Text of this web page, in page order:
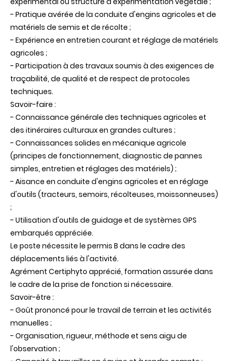
- Pratique avérée de la conduite d'engins agricoles et de
matériels de semis et de récolte ;
- Expérience en entretien courant et réglage de matériels
agricoles ;
- Participation à des travaux soumis à des exigences de
traçabilité, de qualité et de respect de protocoles
techniques.
Savoir-faire :
- Connaissance générale des techniques agricoles et
des itinéraires culturaux en grandes cultures ;
- Connaissances solides en mécanique agricole
(principes de fonctionnement, diagnostic de pannes
simples, entretien et réglages des matériels) ;
- Aisance en conduite d'engins agricoles et en réglage
d'outils (tracteurs, semoirs, récolteuses, moissonneuses)
;
- Utilisation d'outils de guidage et de systèmes GPS
embarqués appréciée.
Le poste nécessite le permis B dans le cadre des
déplacements liés à l'activité.
Agrément Certiphyto apprécié, formation assurée dans
le cadre de la prise de fonction si nécessaire.
Savoir-être :
- Goût prononcé pour le travail de terrain et les activités
manuelles ;
- Organisation, rigueur, méthode et sens aigu de
l'observation ;